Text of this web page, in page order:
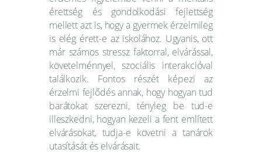
érettség és gondolkodási fejlettség
mellett azt is, hogy a gyermek érzelmileg
is elég érett-e az iskolához. Ugyanis, ott
már számos stressz faktorral, elvárással,
követelménnyel, szociális interakcióval
találkozik. Fontos részét képezi az
érzelmi fejlődés annak, hogy hogyan tud
barátokat szerezni, tényleg be tud-e
illeszkedni, hogyan kezeli a fent említett
elvárásokat, tudja-e követni a tanárok
utasítását és elvárásait.